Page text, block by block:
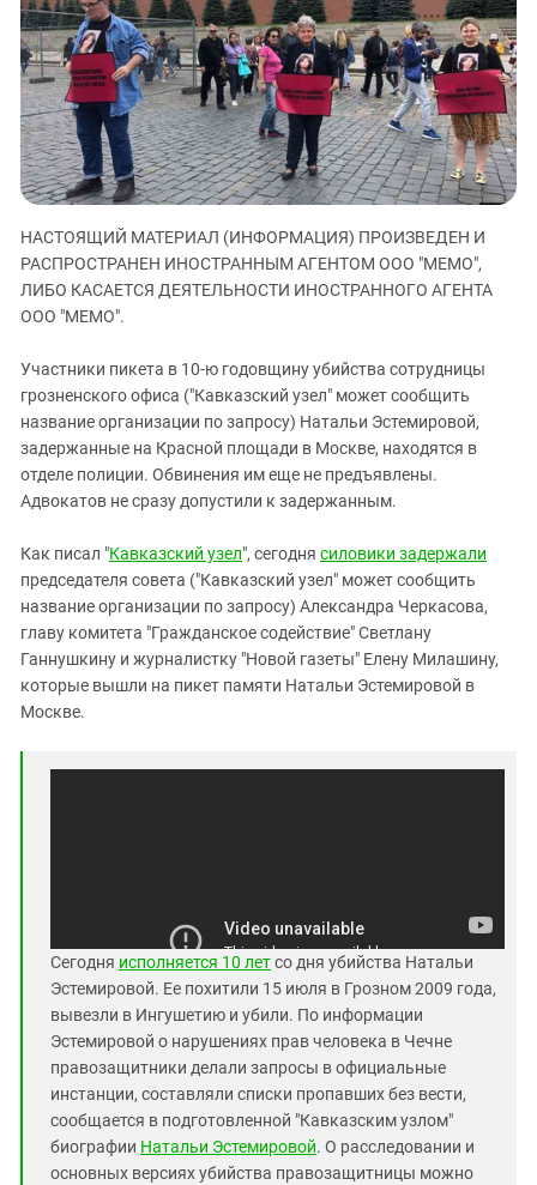
ЗАСТАВЛЯЕТ
КАВКАЗ ЗА ПАЛЕСТИНУ
ИНАКОМЫСЛИЕ В ЧЕЧНЕ
ПРЕСЛЕДОВАНИЕ АКТИВИСТОВ
МОБИЛИЗАЦИЯ И ПРОТЕСТЫ
Дагестан
Ингушетия
Кабардино-Балкария
Калмыкия
Карачаево-Черкесия
Краснодарский край
Нагорный Карабах
Российская Федерация
Ростовская область
СКФО
Ставропольский край
Южная Осетия
ЮФО
НАСТОЯЩИЙ МАТЕРИАЛ (ИНФОРМАЦИЯ) ПРОИЗВЕДЕН И
РАСПРОСТРАНЕН ИНОСТРАННЫМ АГЕНТОМ ООО "МЕМО",
ЛИБО КАСАЕТСЯ ДЕЯТЕЛЬНОСТИ ИНОСТРАННОГО АГЕНТА
ООО "МЕМО".
Участники пикета в 10-ю годовщину убийства сотрудницы
грозненского офиса ("Кавказский узел" может сообщить
название организации по запросу) Натальи Эстемировой,
задержанные на Красной площади в Москве, находятся в
отделе полиции. Обвинения им еще не предъявлены.
Адвокатов не сразу допустили к задержанным.
Как писал "Кавказский узел", сегодня силовики задержали
председателя совета ("Кавказский узел" может сообщить
название организации по запросу) Александра Черкасова,
главу комитета "Гражданское содействие" Светлану
Ганнушкину и журналистку "Новой газеты" Елену Милашину,
которые вышли на пикет памяти Натальи Эстемировой в
Москве.
Сегодня исполняется 10 летсо дня убийства Натальи
Эстемировой. Ее похитили 15 июля в Грозном 2009 года,
вывезли в Ингушетию и убили. По информации
Эстемировой о нарушениях прав человека в Чечне
правозащитники делали запросы в официальные
инстанции, составляли списки пропавших без вести,
сообщается в подготовленной "Кавказским узлом"
биографии Натальи Эстемировой. О расследовании и
основных версиях убийства правозащитницы можно